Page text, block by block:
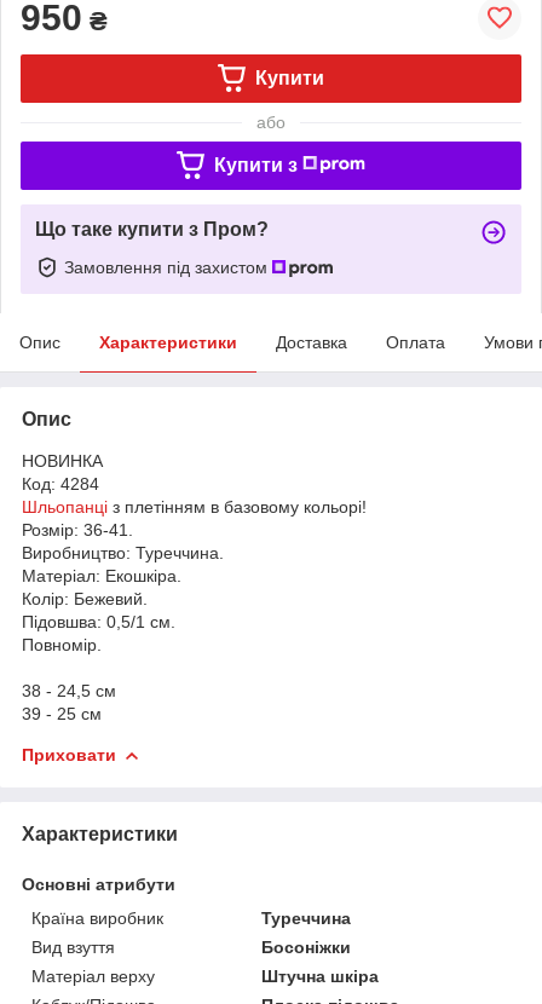
950 ₴
Купити
або
Купити з
Що таке купити з Пром?
Замовлення під захистом
Опис Характеристики Доставка Оплата Умови
Опис
НОВИНКА
Код: 4284
Шльопанці з плетінням в базовому кольорі!
Розмір: 36-41.
Виробництво: Туреччина.
Матеріал: Екошкіра.
Колір: Бежевий.
Підовшва: 0,5/1 см.
Повномір.
38 - 24,5 см
39 - 25 см
Приховати
Характеристики
Основні атрибути
Країна виробник
Туреччина
Вид взуття
Босоніжки
Матеріал верху
Штучна шкіра